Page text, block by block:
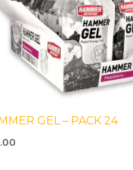
GEL – PACK 24